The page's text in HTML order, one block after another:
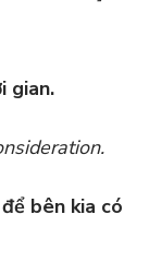
gian.
bên kia có